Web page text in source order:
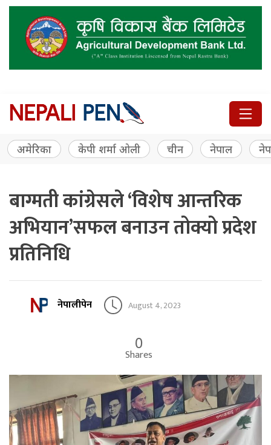
अमेरिका केपी शर्मा ओली चीन नेपाल
बाग्मती कांग्रेसले ‘विशेष आन्तरिक
अभियान’सफल बनाउन तोक्यो प्रदेश
प्रतिनिधि
नेपालीपेन August 4, 2023
0
Shares